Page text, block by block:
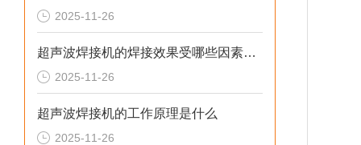
2025-11-26
超声波焊接机的焊接效果受哪些因素影响
2025-11-26
超声波焊接机的工作原理是什么
2025-11-26